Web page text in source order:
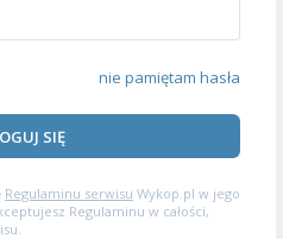
nie pamiętam hasła
SIĘ
Regulaminu serwisu Wykop.pl w jego
Regulaminu w całości,